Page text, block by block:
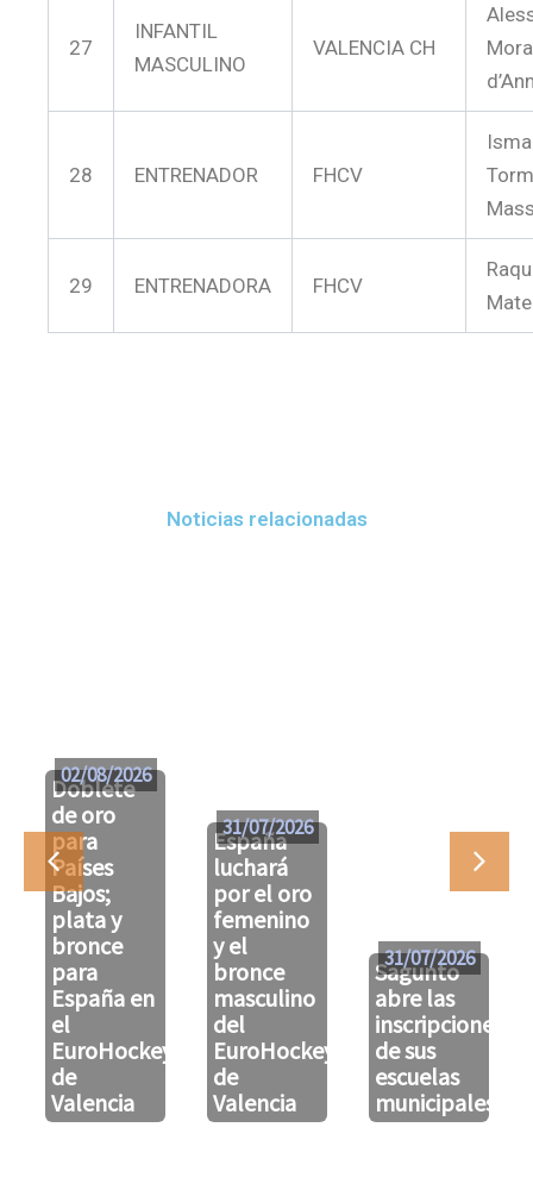
27
INFANTIL
MASCULINO
VALENCIA CH
28 ENTRENADOR FHCV
29 ENTRENADORA FHCV
Noticias relacionadas
Doblete
de oro
para
Países
Bajos;
plata y
bronce
para
España en
el
EuroHockeyU21
de
Valencia
02/08/2026
España
luchará
por el oro
femenino
y el
bronce
masculino
del
EuroHockeyU21
de
Valencia
31/07/2026
Sagunto
abre las
inscripciones
de sus
escuelas
municipales
31/07/2026